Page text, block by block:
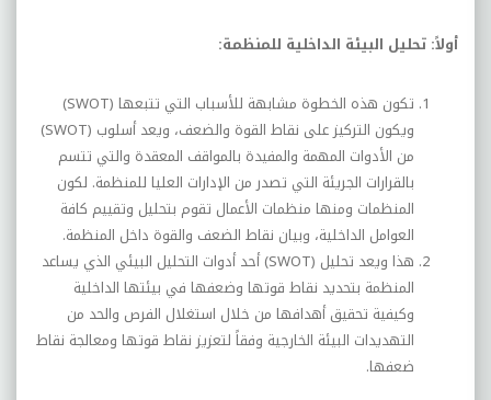
أولاً: تحليل البيئة الداخلية للمنظمة:
تكون هذه الخطوة مشابهة للأسباب التي تتبعها (SWOT
)
ويكون التركيز على نقاط القوة والضعف، ويعد أسلوب (SWOT
)
من الأدوات المهمة والمفيدة بالمواقف المعقدة والتي تتسم
بالقرارات الجريئة التي تصدر من الإدارات العليا للمنظمة. لكون
المنظمات ومنها منظمات الأعمال تقوم بتحليل وتقييم كافة
العوامل الداخلية، وبيان نقاط الضعف والقوة داخل المنظمة.
هذا ويعد تحليل (SWOT) أحد أدوات التحليل البيئي الذي يساعد
المنظمة بتحديد نقاط قوتها وضعفها في بيئتها الداخلية
وكيفية تحقيق أهدافها من خلال استغلال الفرص والحد من
التهديدات البيئة الخارجية وفقاً لتعزيز نقاط قوتها ومعالجة نقاط
ضعفها.